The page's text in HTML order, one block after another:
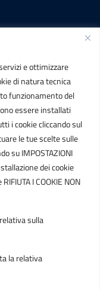
e ottimizzare
di natura tecnica
funzionamento del
essere installati
i cookie cliccando sul
le tue scelte sulle
su IMPOSTAZIONI
dei cookie
I COOKIE NON
sulla
la relativa